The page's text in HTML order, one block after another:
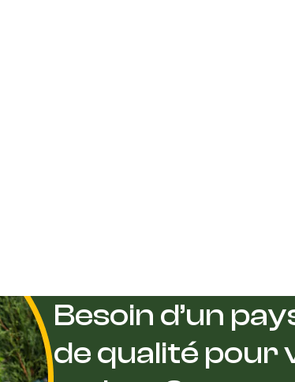
Besoin d’un
de qualité pour